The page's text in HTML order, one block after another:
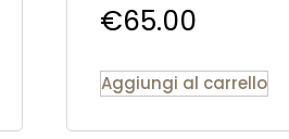
€65.00
Aggiungi al carrello